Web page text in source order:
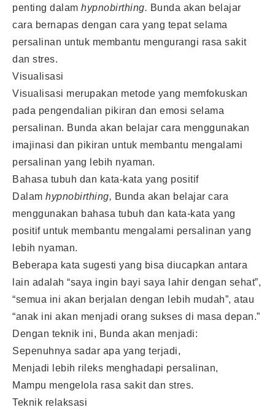
penting dalam hypnobirthing. Bunda akan belajar
cara bernapas dengan cara yang tepat selama
persalinan untuk membantu mengurangi rasa sakit
dan stres.
Visualisasi
Visualisasi merupakan metode yang memfokuskan
pada pengendalian pikiran dan emosi selama
persalinan. Bunda akan belajar cara menggunakan
imajinasi dan pikiran untuk membantu mengalami
persalinan yang lebih nyaman.
Bahasa tubuh dan kata-kata yang positif
Dalam hypnobirthing, Bunda akan belajar cara
menggunakan bahasa tubuh dan kata-kata yang
positif untuk membantu mengalami persalinan yang
lebih nyaman.
Beberapa kata sugesti yang bisa diucapkan antara
lain adalah “saya ingin bayi saya lahir dengan sehat”,
“semua ini akan berjalan dengan lebih mudah”, atau
“anak ini akan menjadi orang sukses di masa depan.”
Dengan teknik ini, Bunda akan menjadi:
Sepenuhnya sadar apa yang terjadi,
Menjadi lebih rileks menghadapi persalinan,
Mampu mengelola rasa sakit dan stres.
Teknik relaksasi